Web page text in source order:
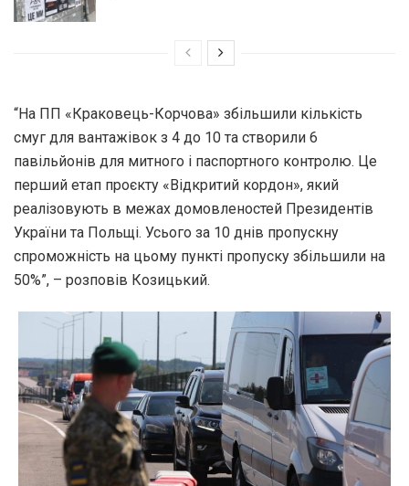
“На ПП «Краковець-Корчова» збільшили кількість
смуг для вантажівок з 4 до 10 та створили 6
павільйонів для митного і паспортного контролю. Це
перший етап проєкту «Відкритий кордон», який
реалізовують в межах домовленостей Президентів
України та Польщі. Усього за 10 днів пропускну
спроможність на цьому пункті пропуску збільшили на
50%”, – розповів Козицький.